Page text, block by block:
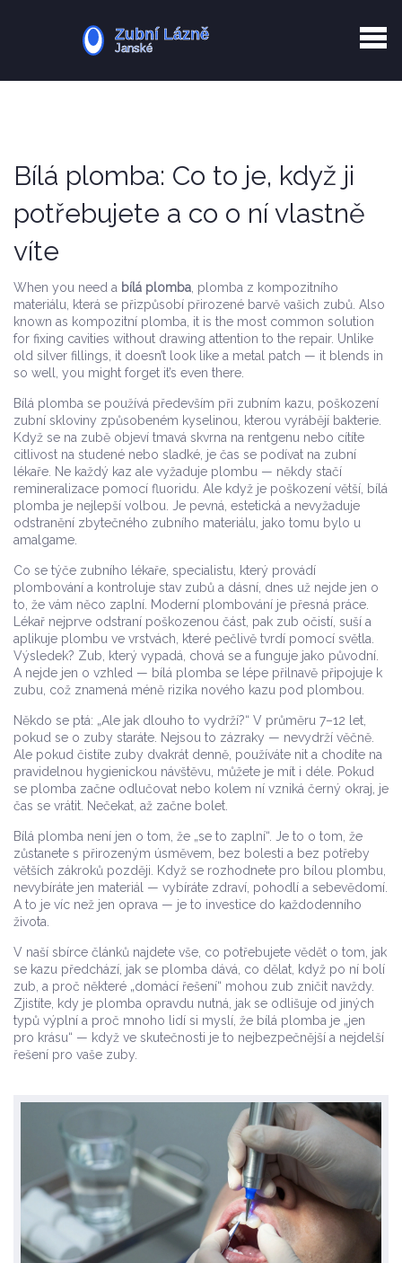
Zotavení po extrakci
Bílá plomba: Co to je, když ji
potřebujete a co o ní vlastně
víte
When you need a bílá plomba plomba z kompozitního
materiálu, která se přizpůsobí přirozené barvě vašich zubů . Also
known as kompozitní plomba , it is the most common solution
for fixing cavities without drawing attention to the repair. Unlike
old silver fillings, it doesn’t look like a metal patch — it blends in
so well, you might forget it’s even there.
Bílá plomba se používá především při zubním kazu poškození
zubní skloviny způsobeném kyselinou, kterou vyrábějí bakterie
Když se na zubě objeví tmavá skvrna na rentgenu nebo cítíte
citlivost na studené nebo sladké, je čas se podívat na zubní
lékaře. Ne každý kaz ale vyžaduje plombu — někdy stačí
remineralizace pomocí fluoridu. Ale když je poškození větší, bílá
plomba je nejlepší volbou. Je pevná, estetická a nevyžaduje
odstranění zbytečného zubního materiálu, jako tomu bylo u
amalgame.
Co se týče zubního lékaře specialistu, který provádí
plombování a kontroluje stav zubů a dásní , dnes už nejde jen o
to, že vám něco zaplní. Moderní plombování je přesná práce.
Lékař nejprve odstraní poškozenou část, pak zub očistí, suší a
aplikuje plombu ve vrstvách, které pečlivě tvrdí pomocí světla.
Výsledek? Zub, který vypadá, chová se a funguje jako původní.
A nejde jen o vzhled — bílá plomba se lépe přilnavě připojuje k
zubu, což znamená méně rizika nového kazu pod plombou.
Někdo se ptá: „Ale jak dlouho to vydrží?“ V průměru 7–12 let,
pokud se o zuby staráte. Nejsou to zázraky — nevydrží věčně.
Ale pokud čistíte zuby dvakrát denně, používáte nit a chodíte na
pravidelnou hygienickou návštěvu, můžete je mít i déle. Pokud
se plomba začne odlučovat nebo kolem ní vzniká černý okraj, je
čas se vrátit. Nečekat, až začne bolet.
Bílá plomba není jen o tom, že „se to zaplní“. Je to o tom, že
zůstanete s přirozeným úsměvem, bez bolesti a bez potřeby
větších zákroků později. Když se rozhodnete pro bílou plombu,
nevybíráte jen materiál — vybíráte zdraví, pohodlí a sebevědomí.
A to je víc než jen oprava — je to investice do každodenního
života.
V naší sbírce článků najdete vše, co potřebujete vědět o tom, jak
se kazu předchází, jak se plomba dává, co dělat, když po ní bolí
zub, a proč některé „domácí řešení“ mohou zub zničit navždy.
Zjistíte, kdy je plomba opravdu nutná, jak se odlišuje od jiných
typů výplní a proč mnoho lidí si myslí, že bílá plomba je „jen
pro krásu“ — když ve skutečnosti je to nejbezpečnější a nejdelší
řešení pro vaše zuby.